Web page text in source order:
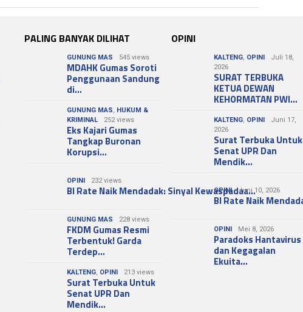
PALING BANYAK DILIHAT
GUNUNG MAS 545 views
MDAHK Gumas Soroti
Penggunaan Sandung
di…
GUNUNG MAS
HUKUM &
KRIMINAL
252 views
Eks Kajari Gumas
Tangkap Buronan
Korupsi…
OPINI 232 views
BI Rate Naik Mendadak: Sinyal Kewaspadaa…
GUNUNG MAS 228 views
FKDM Gumas Resmi
Terbentuk! Garda
Terdep…
KALTENG OPINI 213 views
Surat Terbuka Untuk
Senat UPR Dan
Mendik…
OPINI
KALTENG OPINI
Juli 18,
2026
SURAT TERBUKA
KETUA DEWAN
KEHORMATAN PWI…
KALTENG OPINI
Juni 17,
2026
Surat Terbuka Untuk
Senat UPR Dan
Mendik…
OPINI Juni 10, 2026
BI Rate Naik
OPINI Mei 8, 2026
Paradoks Hantavirus
dan Kegagalan
Ekuita…